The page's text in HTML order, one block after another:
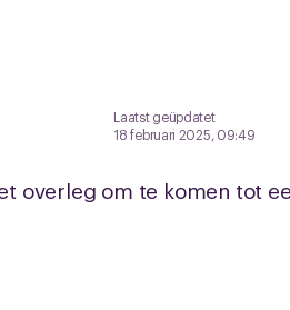
Laatst geüpdatet
18 februari 2025, 09:49
overleg om te komen tot